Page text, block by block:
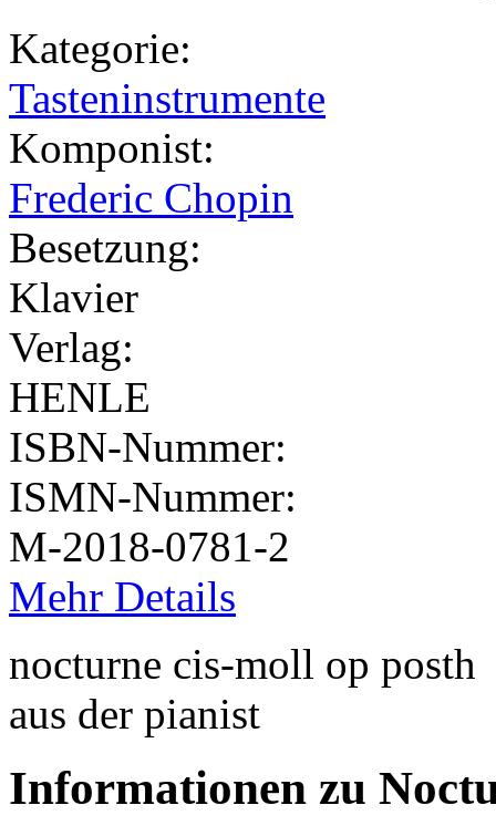
Kategorie:
Tasteninstrumente
Komponist:
Frederic Chopin
Besetzung:
Klavier
Verlag:
HENLE
ISBN-Nummer:
ISMN-Nummer:
M-2018-0781-2
Mehr Details
nocturne cis-moll op posth
aus der pianist
Informationen zu